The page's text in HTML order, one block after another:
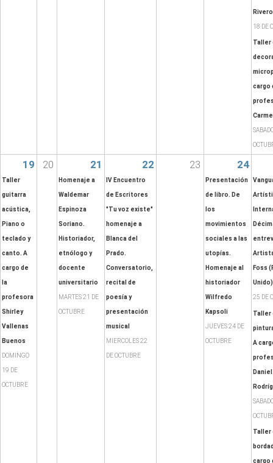
Rivero
18 DE
Taller
cargo
19 20 21 22 23 24
Taller
guitarra
acústica,
Piano o
teclado y
canto. A
cargo de
la
profesora
Shirley
Vallenas
Buenos
DOMINGO
19 DE
OCTUBRE
Homenaje a
Waldemar
Espinoza
Soriano.
Historiador,
etnólogo y
docente
universitario
MARTES 21 DE
OCTUBRE
IV Encuentro
de Escritores
"Tu voz existe"
homenaje a
Blanca del
Prado.
Conversatorio,
recital de
poesía y
presentación
musical
MIERCOLES 22
DE OCTUBRE
Presentación
de libro. De
los
movimientos
sociales a las
utopías.
Homenaje al
historiador
Wilfredo
Kapsoli
JUEVES 24 DE
OCTUBRE
Foss
Unido)
25 DE
Taller
A
Daniel
Taller
cargo